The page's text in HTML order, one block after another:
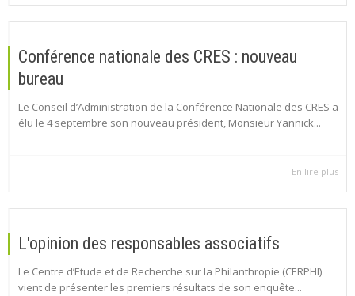
Conférence nationale des CRES : nouveau
bureau
Le Conseil d’Administration de la Conférence Nationale des CRES a
élu le 4 septembre son nouveau président, Monsieur Yannick...
En lire plus
L'opinion des responsables associatifs
Le Centre d’Etude et de Recherche sur la Philanthropie (CERPHI)
vient de présenter les premiers résultats de son enquête...